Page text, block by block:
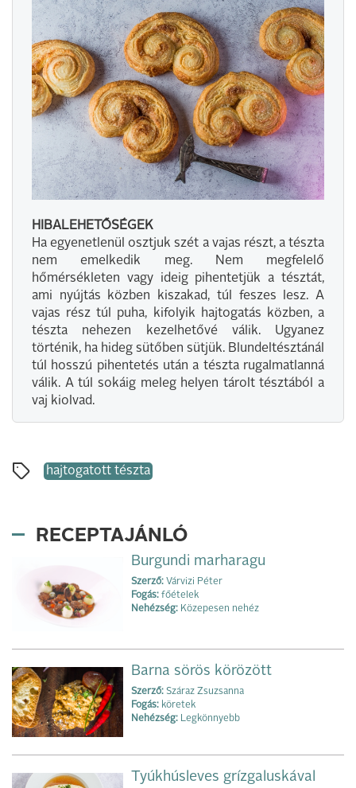
HIBALEHETŐSÉGEK
Ha egyenetlenül osztjuk szét a vajas részt, a tészta
nem emelkedik meg. Nem megfelelő
hőmérsékleten vagy ideig pihentetjük a tésztát,
ami nyújtás közben kiszakad, túl feszes lesz. A
vajas rész túl puha, kifolyik hajtogatás közben, a
tészta nehezen kezelhetővé válik. Ugyanez
történik, ha hideg sütőben sütjük. Blundeltésztánál
túl hosszú pihentetés után a tészta rugalmatlanná
válik. A túl sokáig meleg helyen tárolt tésztából a
vaj kiolvad.
hajtogatott tészta
RECEPTAJÁNLÓ
Burgundi marharagu
Szerző: Várvizi Péter
Fogás: főételek
Nehézség: Közepesen nehéz
Barna sörös körözött
Szerző: Száraz Zsuzsanna
Fogás: köretek
Nehézség: Legkönnyebb
Tyúkhúsleves grízgaluskával